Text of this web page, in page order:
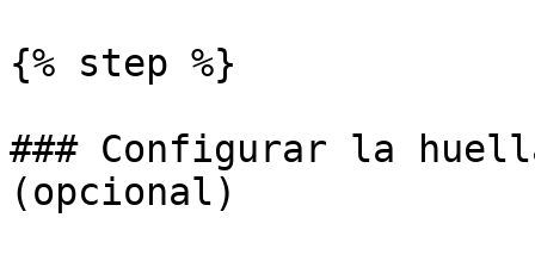
{% step %}
### Configurar la
(opcional)